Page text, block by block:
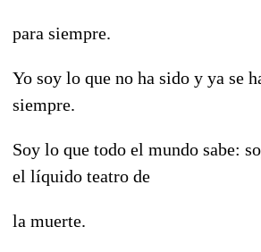
para siempre.
Yo soy lo que no ha sido y ya se
siempre.
Soy lo que todo el mundo sabe:
el líquido teatro de
la muerte.